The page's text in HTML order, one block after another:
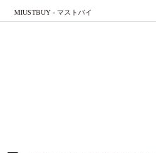
MIUSTBUY - マストバイ